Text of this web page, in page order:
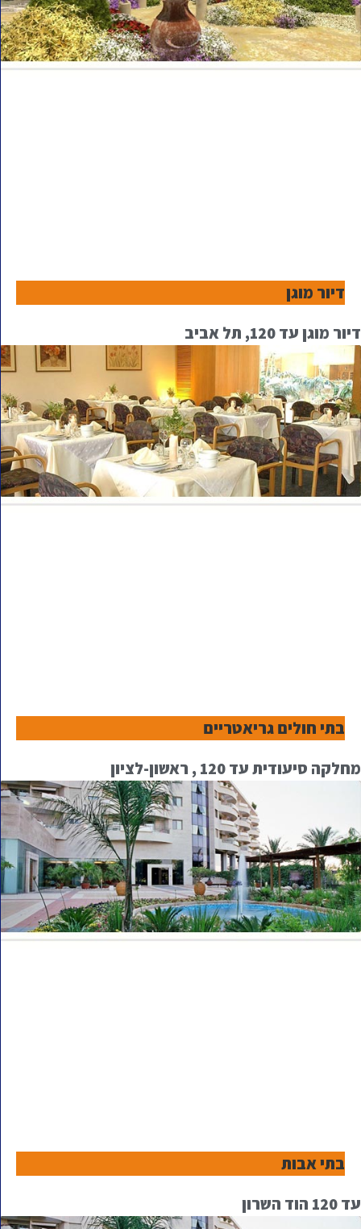
דיור מוגן
דיור מוגן עד 120, תל אביב
בתי חולים גריאטריים
מחלקה סיעודית עד 120 , ראשון-לציון
בתי אבות
עד 120 הוד השרון